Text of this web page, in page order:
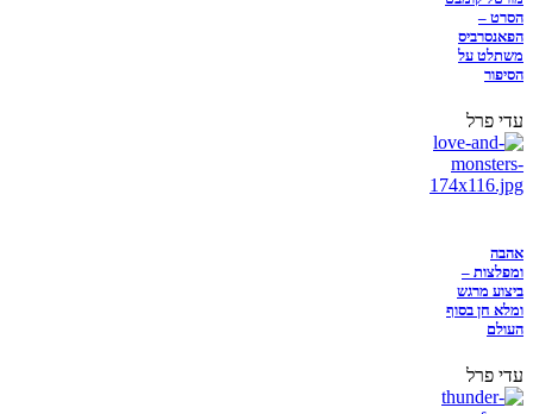
הסרט –
הפאנסרביס
משתלט על
הסיפור
עדי פרל
אהבה
ומפלצות –
ביצוע מרגש
ומלא חן בסוף
העולם
עדי פרל